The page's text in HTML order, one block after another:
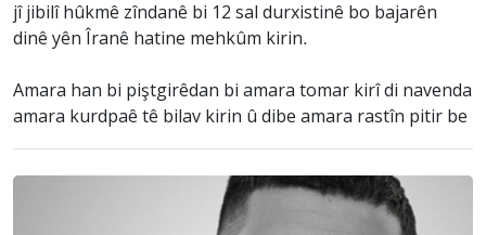
jî jibilî hûkmê zîndanê bi 12 sal durxistinê bo bajarên
dinê yên Îranê hatine mehkûm kirin.
Amara han bi piştgirêdan bi amara tomar kirî di navenda
amara kurdpaê tê bilav kirin û dibe amara rastîn pitir be